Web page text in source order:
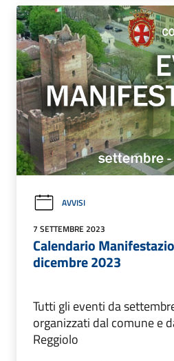
AVVISI
7 SETTEMBRE 2023
Calendario
dicembre 2023
Tutti gli eventi da
organizzati dal comune e
Reggiolo